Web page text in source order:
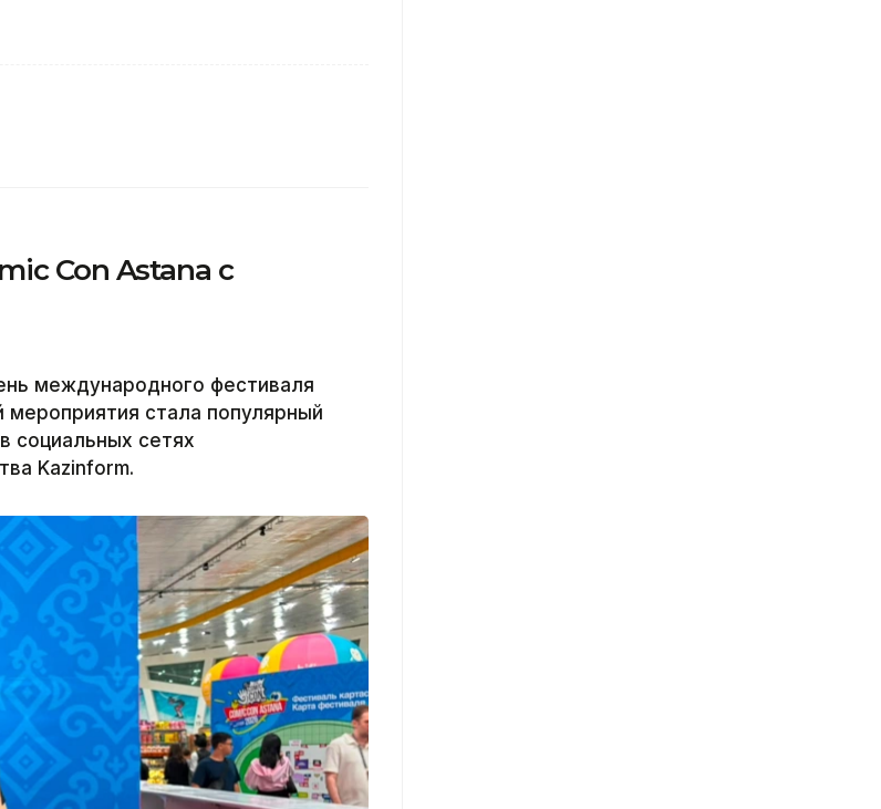
Con Astana с
международного фестиваля
мероприятия стала популярный
социальных сетях
Kazinform.